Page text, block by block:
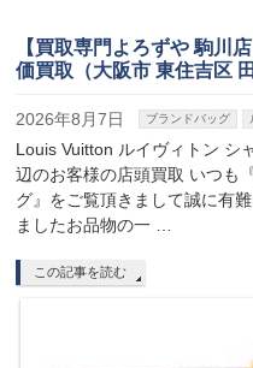
【買取専門よろずや 駒川
価買取（大阪市 東住吉区
2026年8月7日 ブランドバッグ
Louis Vuitton ルイヴィトン シ
辺のお客様の店頭買取 いつも
グ』をご覧頂きまして誠に有
ましたお品物の一 …
この記事を読む